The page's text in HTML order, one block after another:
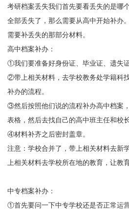
考研档案丢失我们首先要看丢失的是哪
全部丢失了，那么需要从高中开始补办
需要补丢失的那部分材料。
高中档案补办：
①我们要准备好身份证、毕业证、遗失
②带上相关材料，去学校教务处学籍科
补办的流程。
③然后按照他们说的流程补办高中档案
表格，然后去找自己的高中班主任和校
④材料补齐之后密封盖章。
注意：学校合并了，带上相关材料去新
上相关材料去学校所在地的教育，让教
中专档案补办：
①首先要问一下中专学校还是否正常运